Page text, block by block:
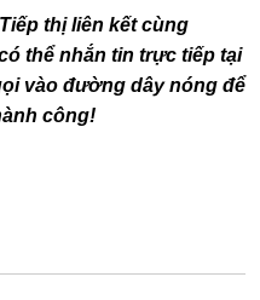
thị liên kết cùng
thể nhắn tin trực tiếp tại
vào đường dây nóng để
công!